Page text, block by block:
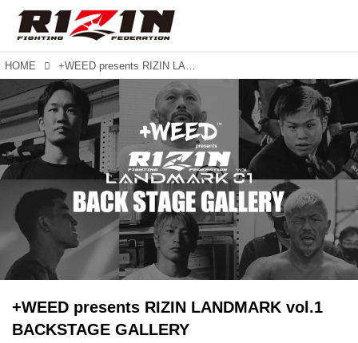
HOME +WEED presents RIZIN LANDMARK vol.1 BACKSTAGE GALLERY
+WEED presents RIZIN LANDMARK vol.1
BACKSTAGE GALLERY